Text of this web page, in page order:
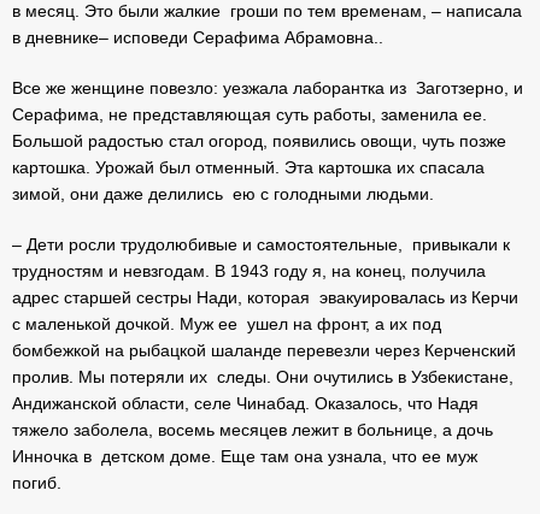
в месяц. Это были жалкие гроши по тем временам, – написала
в дневнике– исповеди Серафима Абрамовна..
Все же женщине повезло: уезжала лаборантка из Заготзерно, и
Серафима, не представляющая суть работы, заменила ее.
Большой радостью стал огород, появились овощи, чуть позже
картошка. Урожай был отменный. Эта картошка их спасала
зимой, они даже делились ею с голодными людьми.
– Дети росли трудолюбивые и самостоятельные, привыкали к
трудностям и невзгодам. В 1943 году я, на конец, получила
адрес старшей сестры Нади, которая эвакуировалась из Керчи
с маленькой дочкой. Муж ее ушел на фронт, а их под
бомбежкой на рыбацкой шаланде перевезли через Керченский
пролив. Мы потеряли их следы. Они очутились в Узбекистане,
Андижанской области, селе Чинабад. Оказалось, что Надя
тяжело заболела, восемь месяцев лежит в больнице, а дочь
Инночка в детском доме. Еще там она узнала, что ее муж
погиб.